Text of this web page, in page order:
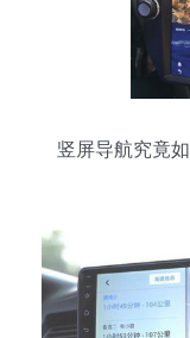
竖屏导航究竟